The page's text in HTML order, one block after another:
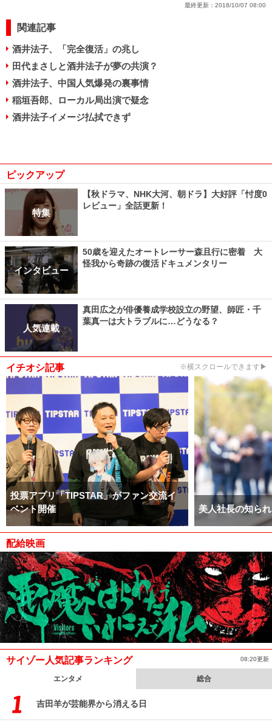
最終更新： 2018/10/07 08:00
関連記事
酒井法子、「完全復活」の兆し
田代まさしと酒井法子が夢の共演？
酒井法子、中国人気爆発の裏事情
稲垣吾郎、ローカル局出演で疑念
酒井法子イメージ払拭できず
ピックアップ
特集
【秋ドラマ、NHK大河、朝ドラ】大好評「忖度0
レビュー」全話更新！
インタビュー
50歳を迎えたオートレーサー森且行に密着 大
怪我から奇跡の復活ドキュメンタリー
人気連載
真田広之が俳優養成学校設立の野望、師匠・千
葉真一は大トラブルに…どうなる？
イチオシ記事 ※横スクロールできます▶
投票アプリ「TIPSTAR」がファン交流イ
ベント開催
美人社長の知ら
配給映画
サイゾー人気記事ランキング 08:20更新
エンタメ 総合
吉田羊が芸能界から消える日